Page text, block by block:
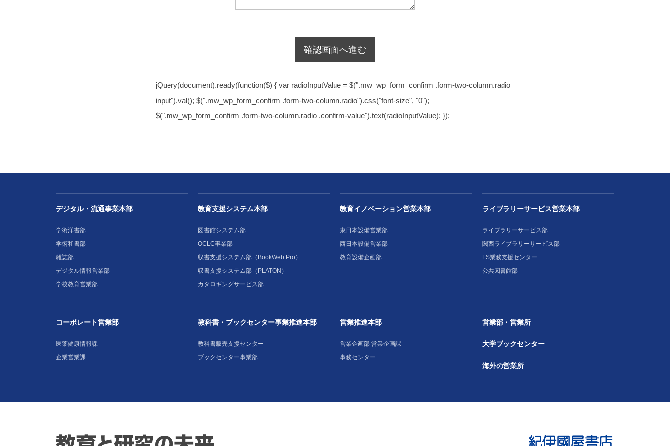
jQuery(document).ready(function($) { var radioInputValue = $(".mw_wp_form_confirm .form-two-column.radio
input").val(); $(".mw_wp_form_confirm .form-two-column.radio").css("font-size", "0");
$(".mw_wp_form_confirm .form-two-column.radio .confirm-value").text(radioInputValue); });
デジタル・流通事業本部
学術洋書部
学術和書部
雑誌部
デジタル情報営業部
学校教育営業部
教育支援システム本部
図書館システム部
OCLC事業部
収書支援システム部（BookWeb Pro）
収書支援システム部（PLATON）
カタロギングサービス部
教育イノベーション営業本部
東日本設備営業部
西日本設備営業部
教育設備企画部
ライブラリーサービス営業本部
ライブラリーサービス部
関西ライブラリーサービス部
LS業務支援センター
公共図書館部
コーポレート営業部
医薬健康情報課
企業営業課
教科書・ブックセンター事業推進本部
教科書販売支援センター
ブックセンター事業部
営業推進本部
営業企画部 営業企画課
事務センター
営業部・営業所
大学ブックセンター
海外の営業所